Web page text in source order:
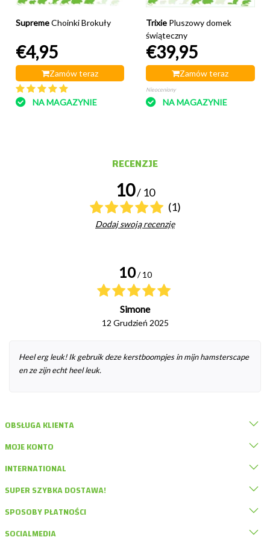
Supreme Choinki Brokuły
€4,95
Zamów teraz
NA MAGAZYNIE
Trixie Pluszowy domek
świąteczny
€39,95
Zamów teraz
Nieoceniony
NA MAGAZYNIE
RECENZJE
10/ 10
(1)
Dodaj swoją recenzję
10 / 10
Simone
12 Grudzień 2025
Heel erg leuk! Ik gebruik deze kerstboompjes in mijn hamsterscape
en ze zijn echt heel leuk.
OBSŁUGA KLIENTA
MOJE KONTO
INTERNATIONAL
SUPER SZYBKA DOSTAWA!
SPOSOBY PŁATNOŚCI
SOCIALMEDIA